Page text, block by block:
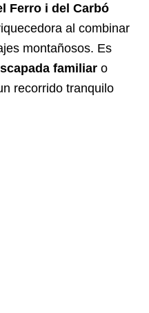
Ferro i del Carbó
al combinar
montañosos. Es
familiar o
recorrido tranquilo